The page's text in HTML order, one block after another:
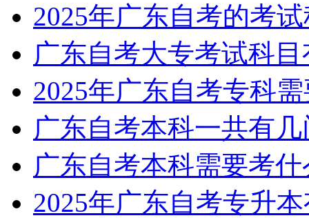
2025年广东自考的考
广东自考大专考试科
2025年广东自考专科
广东自考本科一共有
广东自考本科需要考
2025年广东自考专升